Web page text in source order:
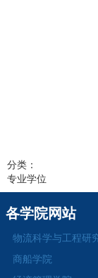
分类：
专业学位
各学院网站
物流科学与工程研
商船学院